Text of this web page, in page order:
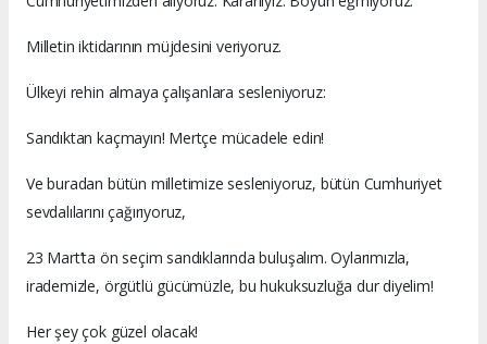
Milletin iktidarının müjdesini veriyoruz.
Ülkeyi rehin almaya çalışanlara sesleniyoruz:
Sandıktan kaçmayın! Mertçe mücadele edin!
Ve buradan bütün milletimize sesleniyoruz, bütün Cumhuriyet
sevdalılarını çağırıyoruz,
23 Mart’ta ön seçim sandıklarında buluşalım. Oylarımızla,
irademizle, örgütlü gücümüzle, bu hukuksuzluğa dur diyelim!
Her şey çok güzel olacak!